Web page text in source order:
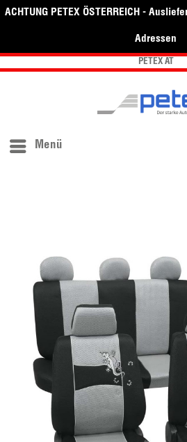
ACHTUNG PETEX ÖSTERREICH -
Adressen
PETEX AT
Menü